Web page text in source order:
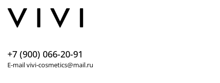
+7 (900) 066-20-91
E-mail vivi-cosmetics@mail.ru